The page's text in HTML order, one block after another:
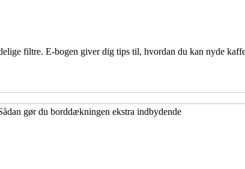
filtre. E-bogen giver dig tips til, hvordan du kan nyde
gør du borddækningen ekstra indbydende